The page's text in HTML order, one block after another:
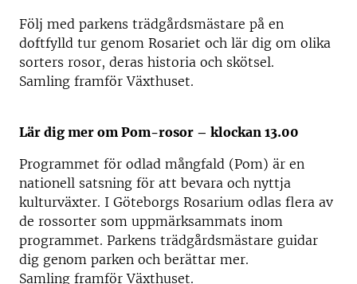
Följ med parkens trädgårdsmästare på en
doftfylld tur genom Rosariet och lär dig om olika
sorters rosor, deras historia och skötsel.
Samling framför Växthuset.
Lär dig mer om Pom-rosor – klockan 13.00
Programmet för odlad mångfald (Pom) är en
nationell satsning för att bevara och nyttja
kulturväxter. I Göteborgs Rosarium odlas flera av
de rossorter som uppmärksammats inom
programmet. Parkens trädgårdsmästare guidar
dig genom parken och berättar mer.
Samling framför Växthuset.